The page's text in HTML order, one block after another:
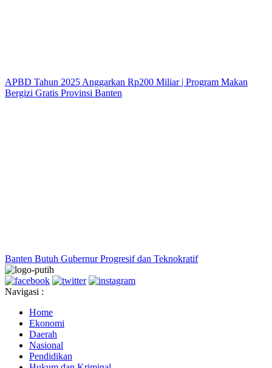
APBD Tahun 2025 Anggarkan Rp200 Miliar | Program Makan
Bergizi Gratis Provinsi Banten
Banten Butuh Gubernur Progresif dan Teknokratif
Navigasi :
Home
Ekonomi
Daerah
Nasional
Pendidikan